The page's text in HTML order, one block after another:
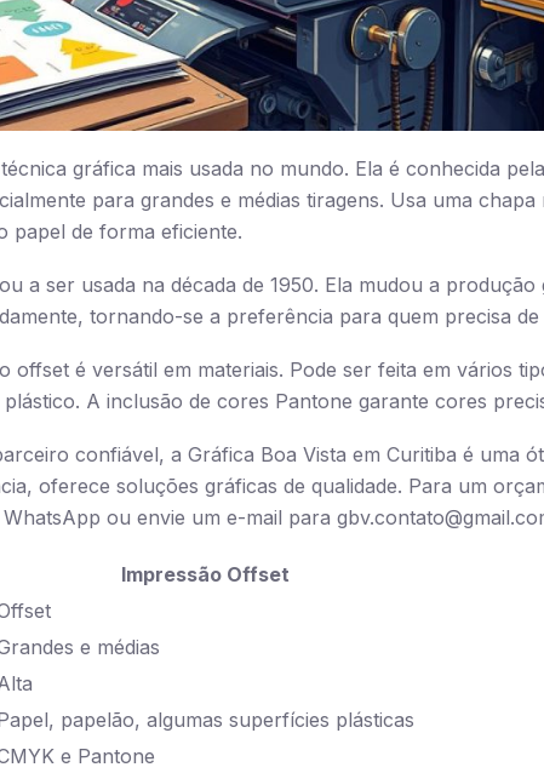
gráfica mais usada no mundo. Ela é conhecida
para grandes e médias tiragens. Usa uma
papel de forma eficiente.
a ser usada na década de 1950. Ela mudou a
tornando-se a preferência para quem precisa de
offset é versátil em materiais. Pode ser feita em vários
A inclusão de cores Pantone garante cores
confiável, a Gráfica Boa Vista em Curitiba é uma
oferece soluções gráficas de qualidade. Para um
ou envie um e-mail para
Impressão Offset
e médias
papelão, algumas superfícies plásticas
e Pantone